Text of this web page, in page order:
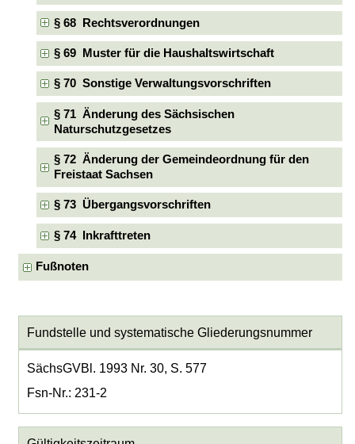
§ 68 Rechtsverordnungen
§ 69 Muster für die Haushaltswirtschaft
§ 70 Sonstige Verwaltungsvorschriften
§ 71 Änderung des Sächsischen
Naturschutzgesetzes
§ 72 Änderung der Gemeindeordnung für den
Freistaat Sachsen
§ 73 Übergangsvorschriften
§ 74 Inkrafttreten
Fußnoten
Fundstelle und systematische Gliederungsnummer
SächsGVBl. 1993 Nr. 30, S. 577
Fsn-Nr.: 231-2